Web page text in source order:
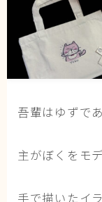
ゆずとシンバ
ねこの部屋
猫の健康・ケ
猫の雑学・ト
吾輩はゆずで
主がぼくをモ
手で描いたイ